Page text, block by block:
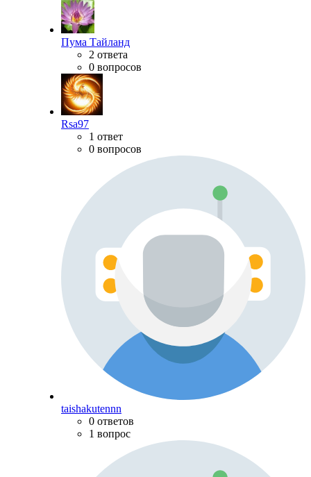
Пума Тайланд
2 ответа
0 вопросов
Rsa97
1 ответ
0 вопросов
taishakutennn
0 ответов
1 вопрос